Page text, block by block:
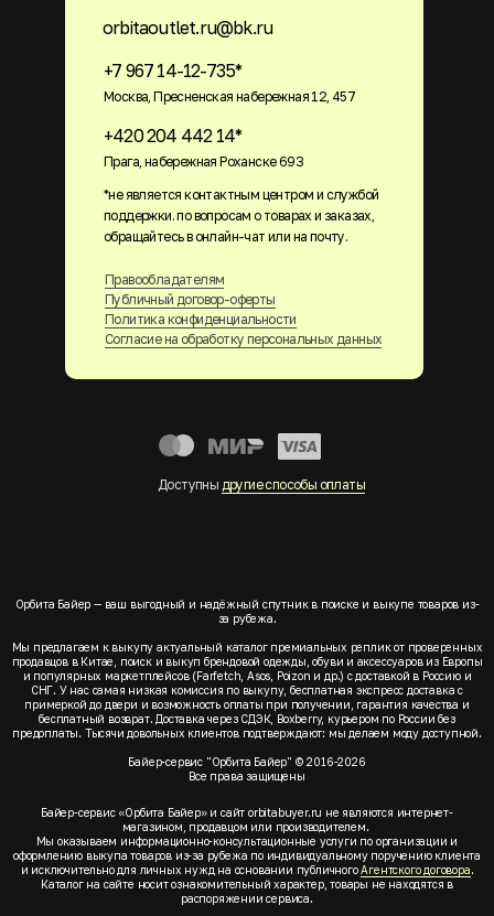
+7 967 14-12-735*
Москва, Пресненская набережная 12, 457
+420 204 442 14*
Прага, набережная Роханске 693
orbitaoutlet.ru@bk.ru
Правообладателям
Публичный договор-оферты
Политика конфиденциальности
Согласие на обработку персональных данных
Доступны другие способы оплаты
*не является контактным центром и службой
поддержки. по вопросам о товарах и заказах,
обращайтесь в онлайн-чат или на почту.
Орбита Байер — ваш выгодный и надёжный спутник в поиске и выкупе товаров из-
за рубежа.
Мы предлагаем к выкупу актуальный каталог премиальных реплик от проверенных
продавцов в Китае, поиск и выкуп брендовой одежды, обуви и аксессуаров из Европы
и популярных маркетплейсов (Farfetch, Asos, Poizon и др.) с доставкой в Россию и
СНГ. У нас самая низкая комиссия по выкупу, бесплатная экспресс доставка с
примеркой до двери и возможность оплаты при получении, гарантия качества и
бесплатный возврат. Доставка через СДЭК, Boxberry, курьером по России без
предоплаты. Тысячи довольных клиентов подтверждают: мы делаем моду доступной.
Байер-сервис "Орбита Байер" © 2016-2026
Все права защищены
Байер-сервис «Орбита Байер» и сайт orbitabuyer.ru не являются интернет-
магазином, продавцом или производителем.
Мы оказываем информационно-консультационные услуги по организации и
оформлению выкупа товаров из-за рубежа по индивидуальному поручению клиента
и исключительно для личных нужд на основании публичногоАгентского договора.
Каталог на сайте носит ознакомительный характер, товары не находятся в
распоряжении сервиса.